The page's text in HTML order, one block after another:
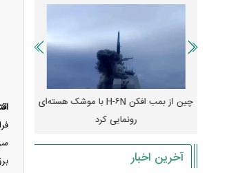
چین از بمب افکن H-۶N با موشک هسته‌ای
رونمایی کرد
آخرین اخبار